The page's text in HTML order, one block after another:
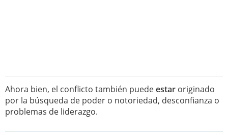
Ahora bien, el conflicto también puedeestar originado
por la búsqueda de poder o notoriedad, desconfianza o
problemas de liderazgo.